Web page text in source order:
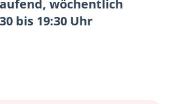
wöchentlich
bis 19:30 Uhr